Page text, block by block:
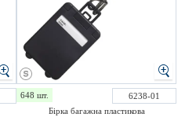
648 шт.
6238-01
Бірка багажна пластикова